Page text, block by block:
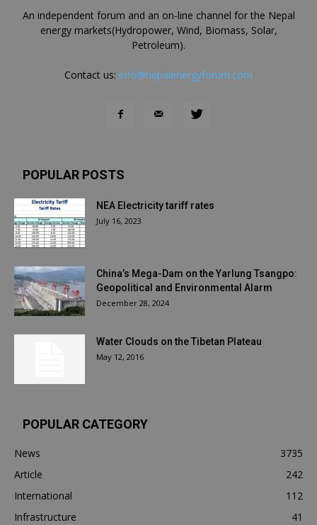
An independent forum and an on-line channel for the Nepal
energy markets(Hydropower, Wind, Biomass, Solar,
Petroleum).
Contact us: info@nepalenergyforum.com
POPULAR POSTS
NEA Electricity tariff rates
July 16, 2023
China’s Mega-Dam on the Yarlung Tsangpo:
Geopolitical and Environmental Alarm
December 28, 2024
Water Clouds on the Tibetan Plateau
May 12, 2016
POPULAR CATEGORY
News
3735
Article
242
International
112
Infrastructure
41